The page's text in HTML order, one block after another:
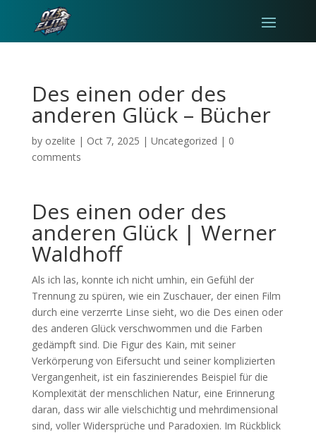
Des einen oder des
anderen Glück – Bücher
by ozelite | Oct 7, 2025 | Uncategorized | 0
comments
Des einen oder des
anderen Glück | Werner
Waldhoff
Als ich las, konnte ich nicht umhin, ein Gefühl der
Trennung zu spüren, wie ein Zuschauer, der einen Film
durch eine verzerrte Linse sieht, wo die Des einen oder
des anderen Glück verschwommen und die Farben
gedämpft sind. Die Figur des Kain, mit seiner
Verkörperung von Eifersucht und seiner komplizierten
Vergangenheit, ist ein faszinierendes Beispiel für die
Komplexität der menschlichen Natur, eine Erinnerung
daran, dass wir alle vielschichtig und mehrdimensional
sind, voller Widersprüche und Paradoxien. Im Rückblick